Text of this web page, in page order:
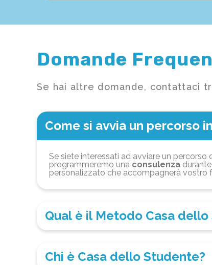
Domande
Se hai altre domande, contattaci
Come si avvia un percorso
Se siete interessati ad avviare un
programmeremo una consulenza
personalizzato che accompagnerà vostro
Qual è il Metodo Casa
Chi è Casa dello Studente?